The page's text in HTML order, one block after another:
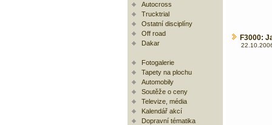
Autocross
Trucktrial
Ostatní disciplíny
Off road
Dakar
Fotogalerie
Tapety na plochu
Automobily
Soutěže o ceny
Televize, média
Kalendář akcí
Dopravní tématika
F3000: